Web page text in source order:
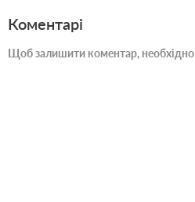
Коментарі
Щоб залишити коментар, необхідно